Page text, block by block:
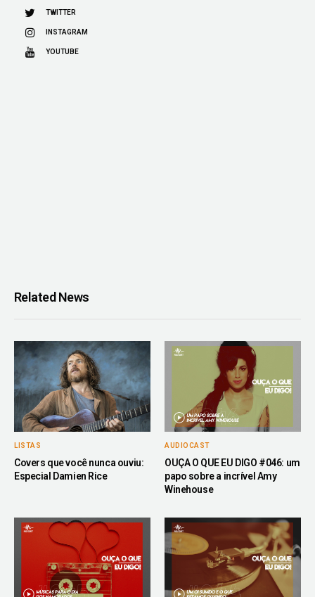
TWITTER
INSTAGRAM
YOUTUBE
Related News
LISTAS
Covers que você nunca ouviu:
Especial Damien Rice
AUDIOCAST
OUÇA O QUE EU DIGO #046: um
papo sobre a incrível Amy
Winehouse